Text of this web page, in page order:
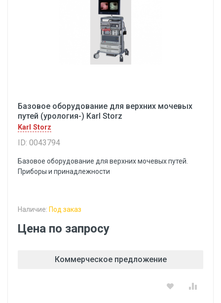
Базовое оборудование для верхних мочевых
путей (урология-) Karl Storz
Karl Storz
ID: 0043794
Базовое оборудование для верхних мочевых путей.
Приборы и принадлежности
Наличие: Под заказ
Цена по запросу
Коммерческое предложение